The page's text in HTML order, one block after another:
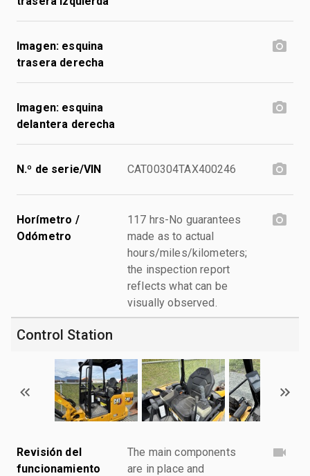
Imagen: esquina
trasera derecha
Imagen: esquina
delantera derecha
N.º de serie/VIN CAT00304TAX400246
Horímetro /
Odómetro
117 hrs-No guarantees
made as to actual
hours/miles/kilometers;
the inspection report
reflects what can be
visually observed.
Control Station
Revisión del
funcionamiento
The main components
are in place and